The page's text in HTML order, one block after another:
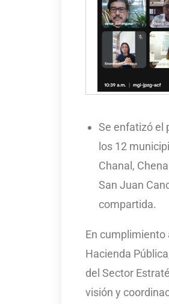
Se enfatizó el
los 12
Chanal,
San Juan
compartida.
En cumplimiento
Hacienda
del Sector
visión y